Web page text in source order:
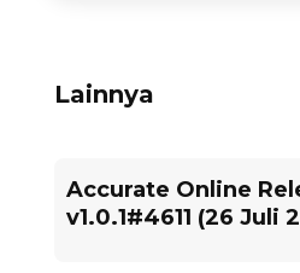
Lainnya
Accurate Online
v1.0.1#4611 (26 Juli